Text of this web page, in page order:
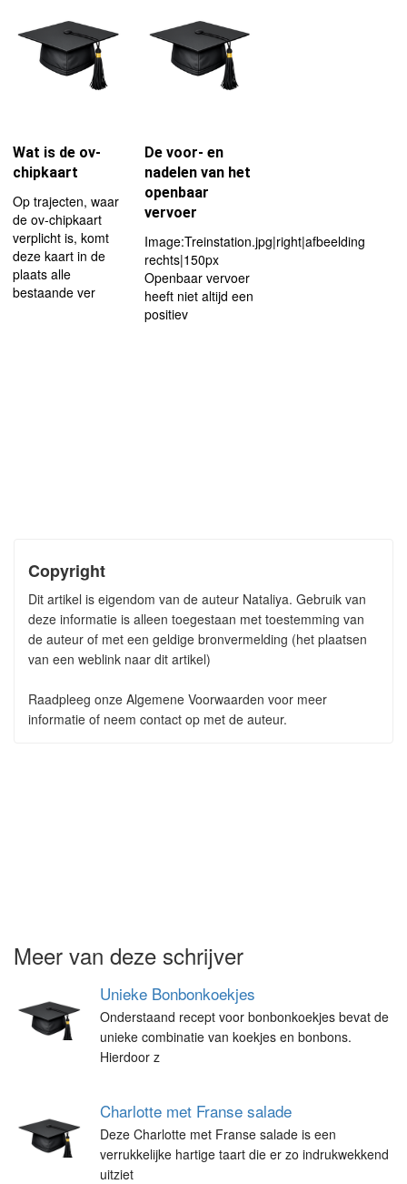
Wat is de ov-
chipkaart
Op trajecten, waar
de ov-chipkaart
verplicht is, komt
deze kaart in de
plaats alle
bestaande ver
De voor- en
nadelen van het
openbaar
vervoer
Image:Treinstation.jpg|right|afbeelding
rechts|150px
Openbaar vervoer
heeft niet altijd een
positiev
Copyright
Dit artikel is eigendom van de auteur Nataliya. Gebruik van
deze informatie is alleen toegestaan met toestemming van
de auteur of met een geldige bronvermelding (het plaatsen
van een weblink naar dit artikel)
Raadpleeg onze Algemene Voorwaarden voor meer
informatie of neem contact op met de auteur.
Meer van deze schrijver
Unieke Bonbonkoekjes
Onderstaand recept voor bonbonkoekjes bevat de
unieke combinatie van koekjes en bonbons.
Hierdoor z
Charlotte met Franse salade
Deze Charlotte met Franse salade is een
verrukkelijke hartige taart die er zo indrukwekkend
uitziet